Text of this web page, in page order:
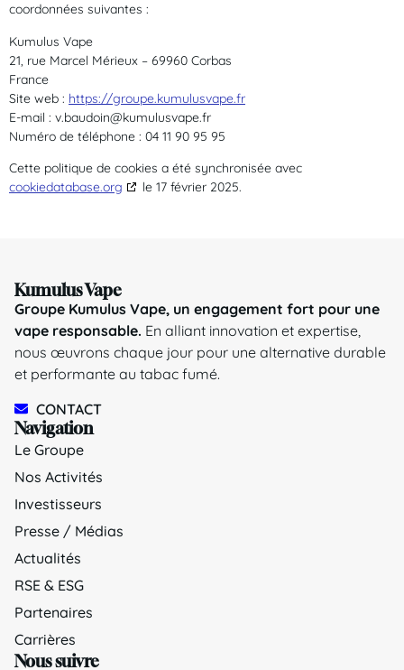
coordonnées suivantes :
Kumulus Vape
21, rue Marcel Mérieux – 69960 Corbas
France
Site web : https://groupe.kumulusvape.fr
E-mail : v.baudoin@kumulusvape.fr
Numéro de téléphone : 04 11 90 95 95
Cette politique de cookies a été synchronisée avec
cookiedatabase.org
le 17 février 2025.
Kumulus Vape
Groupe Kumulus Vape, un engagement fort pour une
vape responsable. En alliant innovation et expertise,
nous œuvrons chaque jour pour une alternative durable
et performante au tabac fumé.
CONTACT
Navigation
Le Groupe
Nos Activités
Investisseurs
Presse / Médias
Actualités
RSE & ESG
Partenaires
Carrières
Nous suivre